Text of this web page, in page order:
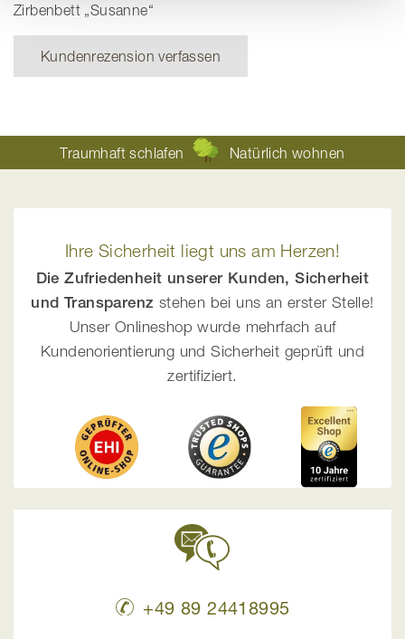
Zirbenbett „Susanne“
Kundenrezension verfassen
Traumhaft schlafen Natürlich wohnen
Ihre Sicherheit liegt uns am Herzen!
Die Zufriedenheit unserer Kunden, Sicherheit
und Transparenz stehen bei uns an erster Stelle!
Unser Onlineshop wurde mehrfach auf
Kundenorientierung und Sicherheit geprüft und
zertifiziert.
+49 89 24418995